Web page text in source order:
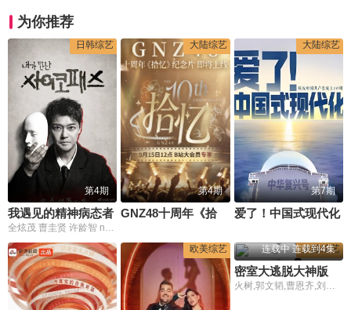
为你推荐
日韩综艺
第4期
我遇见的精神病态者
全炫茂 曺圭贤 许龄智 nucksal
大陆综艺
第4期
GNZ48十周年《拾忆》纪念片
大陆综艺
第7期
爱了！中国式现代化
欧美综艺 大陆综艺
连载中 连载到4集
火树,郭文韬,曹恩齐,刘小怂,李晋晔